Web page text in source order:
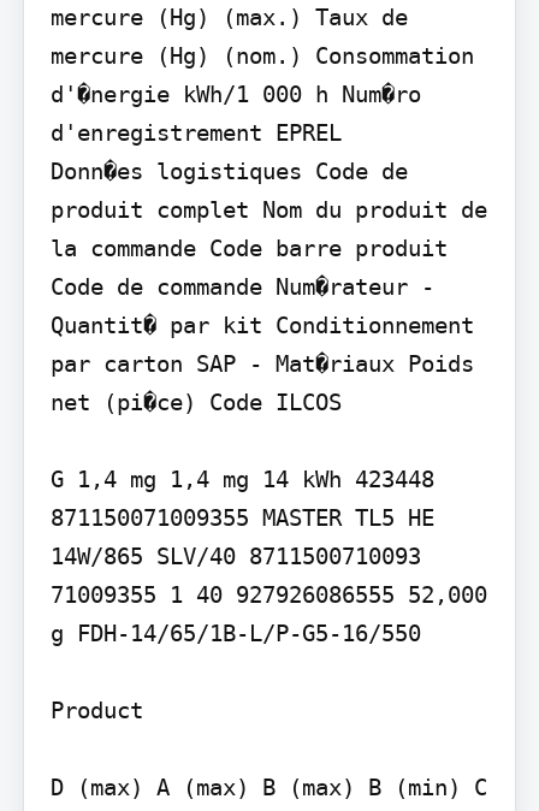
mercure (Hg) (max.) Taux de
mercure (Hg) (nom.) Consommation
d'�nergie kWh/1 000 h Num�ro
d'enregistrement EPREL
Donn�es logistiques Code de
produit complet Nom du produit de
la commande Code barre produit
Code de commande Num�rateur -
Quantit� par kit Conditionnement
par carton SAP - Mat�riaux Poids
net (pi�ce) Code ILCOS
G 1,4 mg 1,4 mg 14 kWh 423448
871150071009355 MASTER TL5 HE
14W/865 SLV/40 8711500710093
71009355 1 40 927926086555 52,000
g FDH-14/65/1B-L/P-G5-16/550
Product
D (max) A (max) B (max) B (min) C